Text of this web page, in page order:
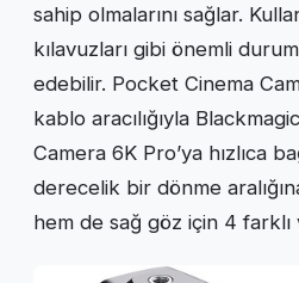
sahip olmalarını sağlar.
kılavuzları gibi önemli
edebilir. Pocket Cinema
kablo aracılığıyla
Camera 6K Pro’ya hızlıca
derecelik bir dönme
hem de sağ göz için 4